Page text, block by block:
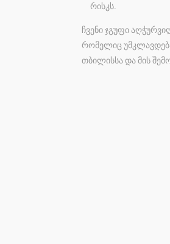
რისკს.
ჩვენი ჯგუფი
რომელიც
თბილისსა და მის